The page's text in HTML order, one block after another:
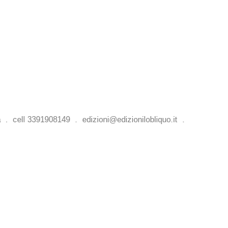
. cell 3391908149 .edizioni@edizionilobliquo.it .